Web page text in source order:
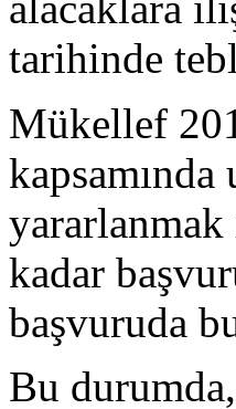
tarihinde
Mükellef
kadar
başvuruda
Bu